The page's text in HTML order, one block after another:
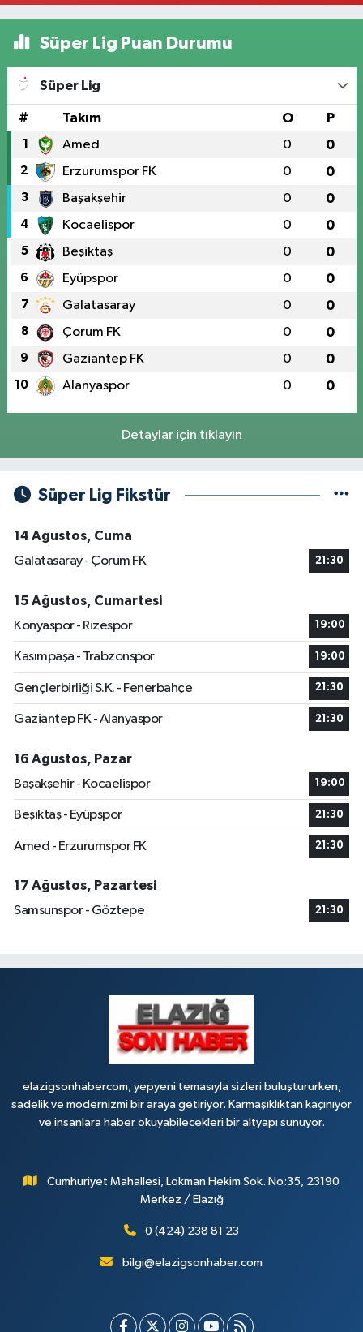
Ataşehir Mahallesi, Malatya Caddesi No:105 Merkez Elazığ
0 (424) 238 66 66 Yol Tarifi Al
Süper Lig Puan Durumu
Süper Lig
# Takım O P
1 Amed 0 0
2 Erzurumspor FK 0 0
3 Başakşehir 0 0
4 Kocaelispor 0 0
5 Beşiktaş 0 0
6 Eyüpspor 0 0
7 Galatasaray 0 0
8 Çorum FK 0 0
9 Gaziantep FK 0 0
10 Alanyaspor 0 0
Detaylar için tıklayın
Süper Lig Fikstür
14 Ağustos, Cuma
Galatasaray - Çorum FK
21:30
15 Ağustos, Cumartesi
Konyaspor - Rizespor
19:00
Kasımpaşa - Trabzonspor 19:00
Gençlerbirliği S.K. - Fenerbahçe 21:30
Gaziantep FK - Alanyaspor 21:30
16 Ağustos, Pazar
Başakşehir - Kocaelispor
19:00
Beşiktaş - Eyüpspor 21:30
Amed - Erzurumspor FK 21:30
17 Ağustos, Pazartesi
Samsunspor - Göztepe
21:30
elazigsonhabercom, yepyeni temasıyla sizleri buluştururken,
sadelik ve modernizmi bir araya getiriyor. Karmaşıklıktan kaçınıyor
ve insanlara haber okuyabilecekleri bir altyapı sunuyor.
Cumhuriyet Mahallesi, Lokman Hekim Sok. No:35, 23190
Merkez / Elazığ
0 (424) 238 81 23
bilgi@elazigsonhaber.com